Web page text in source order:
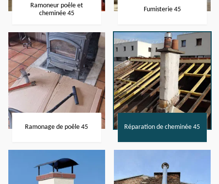
Ramoneur poêle et
cheminée 45
Fumisterie 45
Ramonage de poêle 45 Réparation de cheminée 45